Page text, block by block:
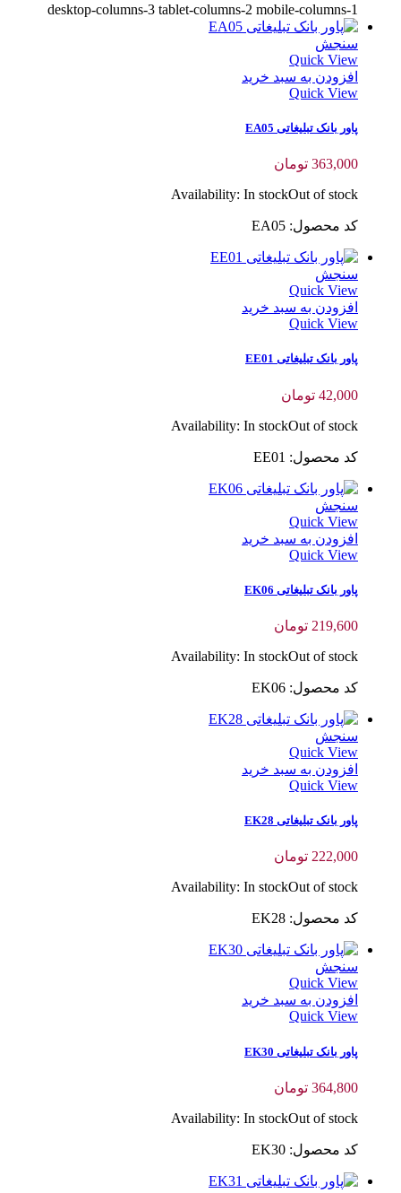
desktop-columns-3 tablet-columns-2 mobile-columns-1
سنجش
Quick View
افزودن به سبد خرید
Quick View
پاور بانک تبلیغاتی EA05
363,000 تومان
Availability: In stockOut of stock
کد محصول: EA05
سنجش
Quick View
افزودن به سبد خرید
Quick View
پاور بانک تبلیغاتی EE01
42,000 تومان
Availability: In stockOut of stock
کد محصول: EE01
سنجش
Quick View
افزودن به سبد خرید
Quick View
پاور بانک تبلیغاتی EK06
219,600 تومان
Availability: In stockOut of stock
کد محصول: EK06
سنجش
Quick View
افزودن به سبد خرید
Quick View
پاور بانک تبلیغاتی EK28
222,000 تومان
Availability: In stockOut of stock
کد محصول: EK28
سنجش
Quick View
افزودن به سبد خرید
Quick View
پاور بانک تبلیغاتی EK30
364,800 تومان
Availability: In stockOut of stock
کد محصول: EK30